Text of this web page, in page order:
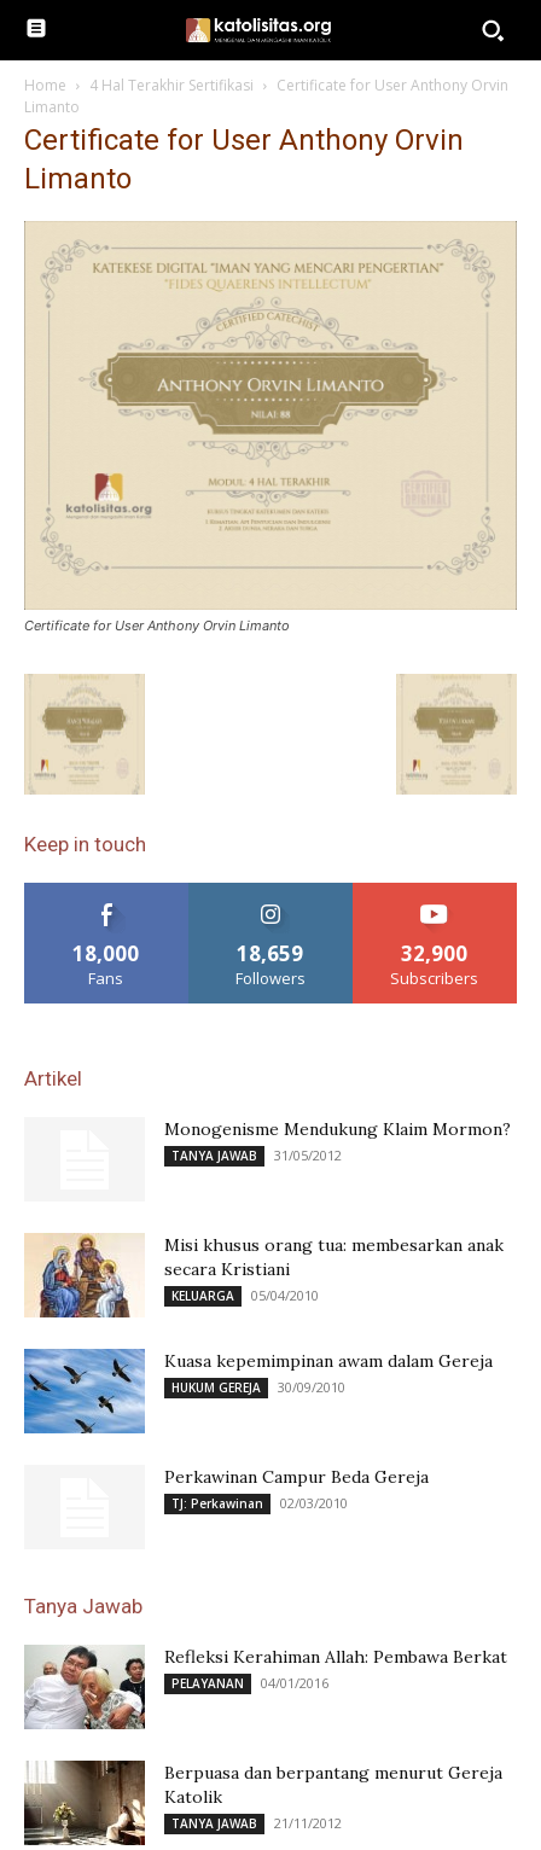
Home 4 Hal Terakhir Sertifikasi
Certificate for User Anthony Orvin
Limanto
Certificate for User Anthony Orvin
Limanto
Certificate for User Anthony Orvin Limanto
Keep in touch
18,000
Fans
18,659
Followers
32,900
Subscribers
Artikel
Monogenisme Mendukung Klaim Mormon?
TANYA JAWAB 31/05/2012
Misi khusus orang tua: membesarkan anak
secara Kristiani
KELUARGA 05/04/2010
Kuasa kepemimpinan awam dalam Gereja
HUKUM GEREJA 30/09/2010
Perkawinan Campur Beda Gereja
TJ: Perkawinan 02/03/2010
Tanya Jawab
Refleksi Kerahiman Allah: Pembawa Berkat
PELAYANAN 04/01/2016
Berpuasa dan berpantang menurut Gereja
Katolik
TANYA JAWAB 21/11/2012